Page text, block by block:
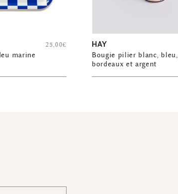
marine
25,00€ HAY
Bougie pilier blanc, bleu,
bordeaux et argent